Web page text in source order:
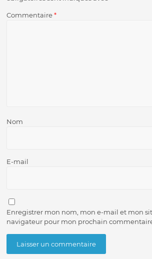
Commentaire*
Nom
E-mail
Enregistrer mon nom, mon e-mail et mon
navigateur pour mon prochain